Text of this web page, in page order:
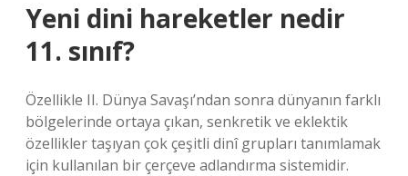
Yeni dini hareketler nedir
11. sınıf?
Özellikle II. Dünya Savaşı’ndan sonra dünyanın farklı
bölgelerinde ortaya çıkan, senkretik ve eklektik
özellikler taşıyan çok çeşitli dinî grupları tanımlamak
için kullanılan bir çerçeve adlandırma sistemidir.